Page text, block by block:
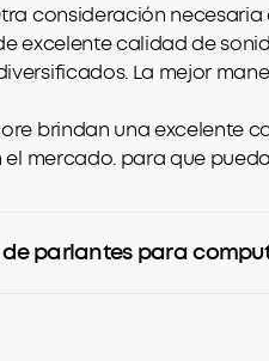
consideración
excelente calidad de
La mejor
brindan una excelente
mercado. para que
parlantes para